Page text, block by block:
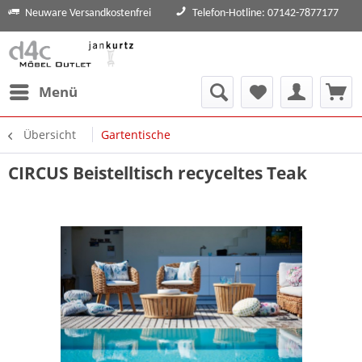
Neuware Versandkostenfrei Telefon-Hotline: 07142-7877177
Menü
Übersicht Gartentische
CIRCUS Beistelltisch recyceltes Teak